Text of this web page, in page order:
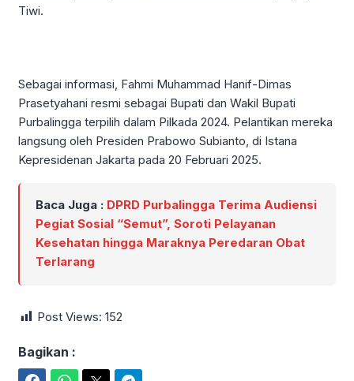
Tiwi.
Sebagai informasi, Fahmi Muhammad Hanif-Dimas
Prasetyahani resmi sebagai Bupati dan Wakil Bupati
Purbalingga terpilih dalam Pilkada 2024. Pelantikan mereka
langsung oleh Presiden Prabowo Subianto, di Istana
Kepresidenan Jakarta pada 20 Februari 2025.
Baca Juga : DPRD Purbalingga Terima Audiensi
Pegiat Sosial “Semut”, Soroti Pelayanan
Kesehatan hingga Maraknya Peredaran Obat
Terlarang
Post Views: 152
Bagikan :